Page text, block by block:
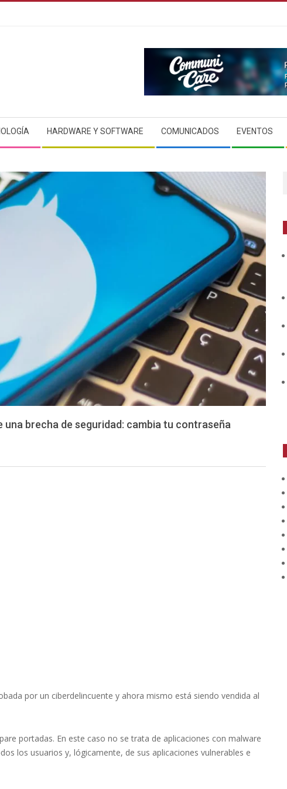
HARDWARE Y SOFTWARE COMUNICADOS EVENTOS
brecha de seguridad: cambia tu contraseña
por un ciberdelincuente y ahora mismo está siendo vendida al
portadas. En este caso no se trata de aplicaciones con malware
los usuarios y, lógicamente, de sus aplicaciones vulnerables e